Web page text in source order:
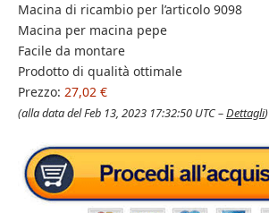
Macina di ricambio per l’articolo 9098
Macina per macina pepe
Facile da montare
Prodotto di qualità ottimale
Prezzo: 27,02 €
(alla data del Feb 13, 2023 17:32:50 UTC –Dettagli)